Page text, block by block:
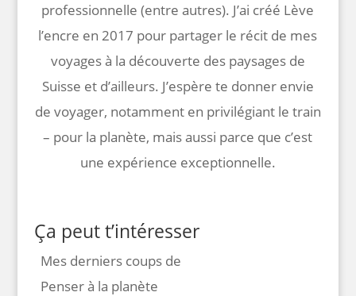
professionnelle (entre autres). J’ai créé Lève
l’encre en 2017 pour partager le récit de mes
voyages à la découverte des paysages de
Suisse et d’ailleurs. J’espère te donner envie
de voyager, notamment en privilégiant le train
– pour la planète, mais aussi parce que c’est
une expérience exceptionnelle.
Ça peut t’intéresser
Mes derniers coups de
Penser à la planète